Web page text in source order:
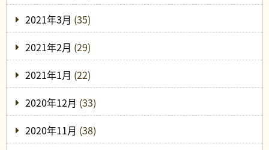
2021年3月 (35)
2021年2月 (29)
2021年1月 (22)
2020年12月 (33)
2020年11月 (38)